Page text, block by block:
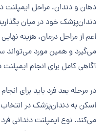
دهان و دندان، مراحل ایمپلنت
دندان‌پزشک خود در میان
اعم از مراحل درمان، هزینه
می‌گیرد و همین مورد می‌تواند
آگاهی کامل برای انجام
در مرحله بعد فرد باید برای
اسکن به دندان‌پزشک در
می‌کند. نوع ایمپلنت دندانی